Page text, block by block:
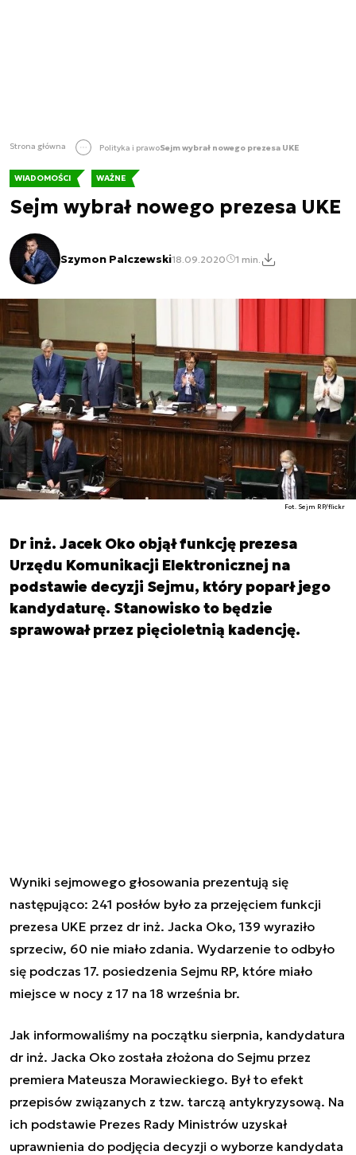
Strona główna Polityka i prawoSejm wybrał nowego prezesa UKE
WIADOMOŚCI WAŻNE
Sejm wybrał nowego prezesa UKE
Szymon Palczewski18.09.2020 1 min.
Fot. Sejm RP/flickr
Dr inż. Jacek Oko objął funkcję prezesa
Urzędu Komunikacji Elektronicznej na
podstawie decyzji Sejmu, który poparł jego
kandydaturę. Stanowisko to będzie
sprawował przez pięcioletnią kadencję.
Wyniki sejmowego głosowania prezentują się
następująco: 241 posłów było za przejęciem funkcji
prezesa UKE przez dr inż. Jacka Oko, 139 wyraziło
sprzeciw, 60 nie miało zdania. Wydarzenie to odbyło
się podczas 17. posiedzenia Sejmu RP, które miało
miejsce w nocy z 17 na 18 września br.
Jak informowaliśmy na początku sierpnia, kandydatura
dr inż. Jacka Oko została złożona do Sejmu przez
premiera Mateusza Morawieckiego. Był to efekt
przepisów związanych z tzw. tarczą antykryzysową. Na
ich podstawie Prezes Rady Ministrów uzyskał
uprawnienia do podjęcia decyzji o wyborze kandydata